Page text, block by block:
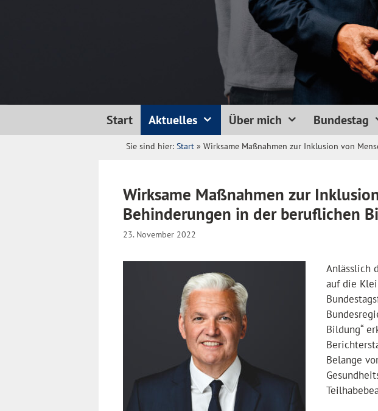
Start Aktuelles Über mich Bundestag
Sie sind hier: Start » Wirksame Maßnahmen zur Inklusion von
Wirksame Maßnahmen zur
Behinderungen in der beruflichen
23. November 2022
Anlässlich
auf die
Bildung“
Belange